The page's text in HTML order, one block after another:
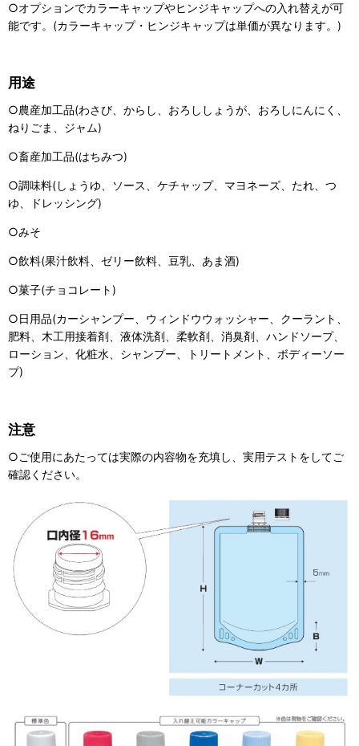
○オプションでカラーキャップやヒンジキャップへの入れ替えが可
能です。(カラーキャップ・ヒンジキャップは単価が異なります。)
用途
○農産加工品(わさび、からし、おろししょうが、おろしにんにく、
ねりごま、ジャム)
○畜産加工品(はちみつ)
○調味料(しょうゆ、ソース、ケチャップ、マヨネーズ、たれ、つ
ゆ、ドレッシング)
○みそ
○飲料(果汁飲料、ゼリー飲料、豆乳、あま酒)
○菓子(チョコレート)
○日用品(カーシャンプー、ウィンドウウォッシャー、クーラント、
肥料、木工用接着剤、液体洗剤、柔軟剤、消臭剤、ハンドソープ、
ローション、化粧水、シャンプー、トリートメント、ボディーソー
プ)
注意
○ご使用にあたっては実際の内容物を充填し、実用テストをしてご
確認ください。